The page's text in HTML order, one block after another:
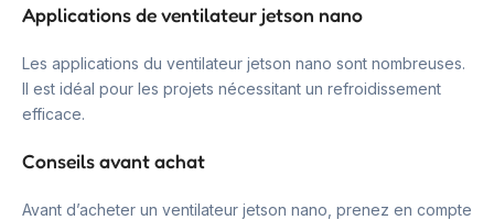
Applications de ventilateur jetson nano
Les applications du ventilateur jetson nano sont nombreuses.
Il est idéal pour les projets nécessitant un refroidissement
efficace.
Conseils avant achat
Avant d’acheter un ventilateur jetson nano, prenez en compte